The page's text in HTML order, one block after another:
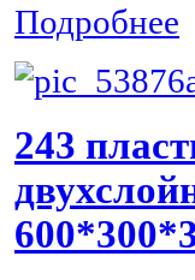
Подробнее
243